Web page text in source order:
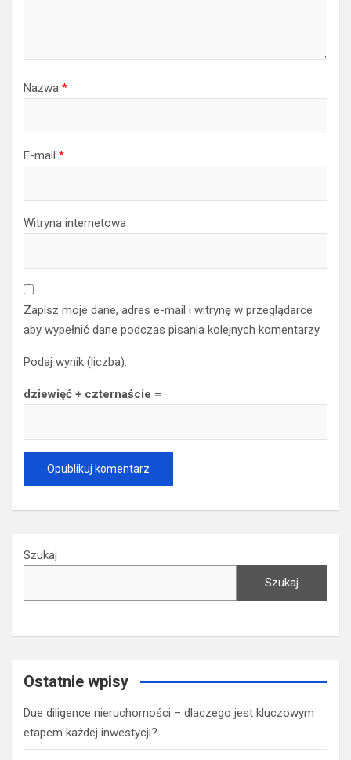
Nazwa *
E-mail *
Witryna internetowa
Zapisz moje dane, adres e-mail i witrynę w przeglądarce
aby wypełnić dane podczas pisania kolejnych komentarzy.
Podaj wynik (liczba):
dziewięć + czternaście =
Szukaj
Szukaj
Ostatnie wpisy
Due diligence nieruchomości – dlaczego jest kluczowym
etapem każdej inwestycji?